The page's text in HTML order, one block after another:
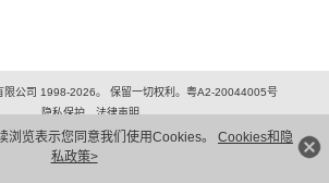
浏览表示您同意我们使用Cookies。 Cookies和隐
私政策>
限公司 1998-2026。 保留一切权利。粤A2-20044005号
隐私保护
法律声明